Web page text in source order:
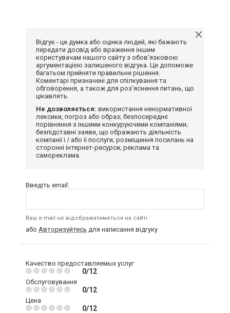
Відгук - це думка або оцінка людей, які бажають
передати досвід або враження іншим
користувачам нашого сайту з обов'язковою
аргументацією залишеного відгука. Це допоможе
багатьом прийняти правильне рішення.
Коментарі призначені для спілкування та
обговорення, а також для роз'яснення питань, що
цікавлять.
Не дозволяється: використання ненормативної
лексики, погроз або образ; безпосереднє
порівняння з іншими конкуруючими компаніями;
безпідставні заяви, що ображають діяльність
компанії і / або її послуги; розміщення посилань на
сторонні інтернет-ресурси; реклама та
самореклама.
Введіть email:
Ваш e-mail не відображатиметься на сайті
або Авторизуйтесь для написання відгуку
Качество предоставляемых услуг
0/12
Обслуговування
0/12
Цена
0/12